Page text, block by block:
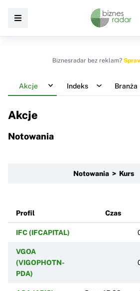
Biznesradar bez reklam?
Akcje Indeks Branża
Akcje
Notowania
Notowania > Kurs
Profil Czas
IFC (IFCAPITAL)
VGOA
(VIGOPHOTN-
PDA)